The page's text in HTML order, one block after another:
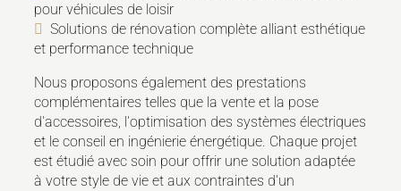
pour véhicules de loisir
Solutions de rénovation complète alliant esthétique
et performance technique
Nous proposons également des prestations
complémentaires telles que la vente et la pose
d'accessoires, l'optimisation des systèmes électriques
et le conseil en ingénierie énergétique. Chaque projet
est étudié avec soin pour offrir une solution adaptée
à votre style de vie et aux contraintes d'un